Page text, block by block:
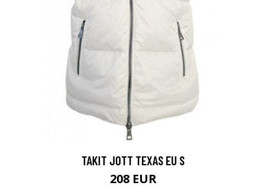
TAKIT JOTT TEXAS EU S
208 EUR